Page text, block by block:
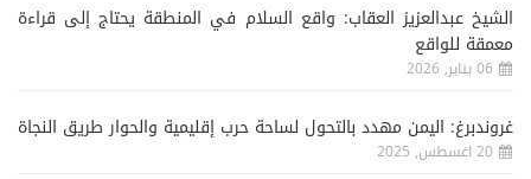
الشيخ عبدالعزيز العقاب: واقع السلام في المنطقة يحتاج إلى قراءة
معمقة للواقع
06 يناير, 2026
غروندبرغ: اليمن مهدد بالتحول لساحة حرب إقليمية والحوار طريق النجاة
20 اغسطس, 2025